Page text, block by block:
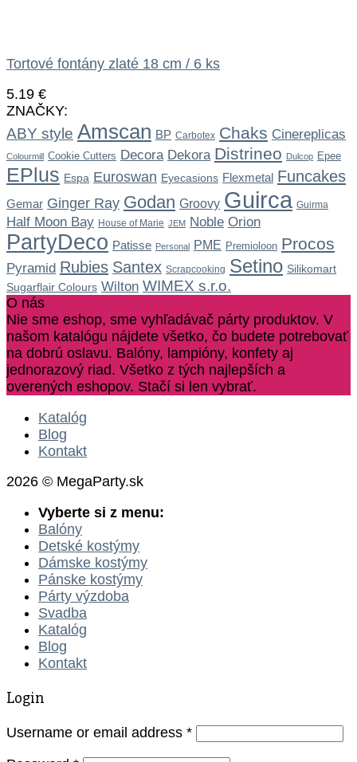
Tortové fontány zlaté 18 cm / 6 ks
5.19 €
ZNAČKY:
ABY style Amscan BP Carbotex Chaks Cinereplicas
Colourmill Cookie Cutters Decora Dekora Distrineo Dulcop Epee
EPlus Espa Euroswan Eyecasions Flexmetal Funcakes
Gemar Ginger Ray Godan Groovy Guirca Guirma
Half Moon Bay House of Marie JEM Noble Orion
PartyDeco Patisse Personal PME Premioloon Procos
Pyramid Rubies Santex Scrapcooking Setino Silikomart
Sugarflair Colours Wilton WIMEX s.r.o.
O nás
Nie sme eshop, sme vyhľadávač párty produktov. V
našom katalógu nájdete všetko, čo budete potrebovať
na dobrú oslavu. Balóny, lampióny, konfety aj
jednorazový riad. Všetko z tých najlepších a
overených eshopov. Stačí si len vybrať.
Katalóg
Blog
Kontakt
2026 © MegaParty.sk
Vyberte si z menu:
Balóny
Detské kostýmy
Dámske kostýmy
Pánske kostýmy
Párty výzdoba
Svadba
Katalóg
Blog
Kontakt
Login
Username or email address *